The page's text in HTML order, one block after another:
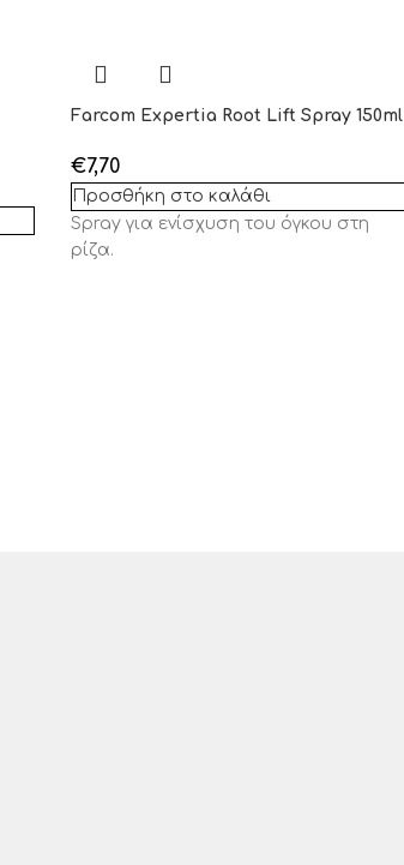
Farcom Expertia Root Lift Spray 150ml
€7,70
Προσθήκη στο καλάθι
Spray για ενίσχυση του όγκου στη
ρίζα.